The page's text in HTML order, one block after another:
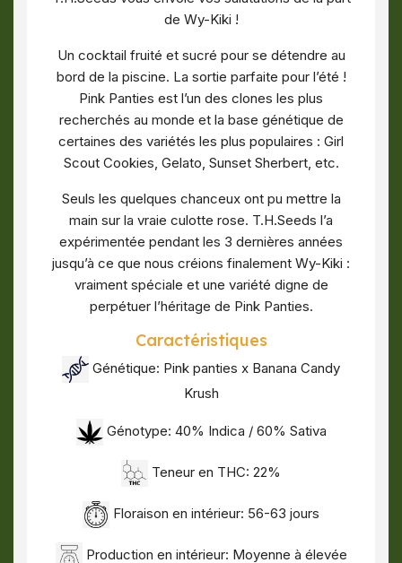
de Wy-Kiki !
Un cocktail fruité et sucré pour se détendre au
bord de la piscine. La sortie parfaite pour l’été !
Pink Panties est l’un des clones les plus
recherchés au monde et la base génétique de
certaines des variétés les plus populaires : Girl
Scout Cookies, Gelato, Sunset Sherbert, etc.
Seuls les quelques chanceux ont pu mettre la
main sur la vraie culotte rose. T.H.Seeds l’a
expérimentée pendant les 3 dernières années
jusqu’à ce que nous créions finalement Wy-Kiki :
vraiment spéciale et une variété digne de
perpétuer l’héritage de Pink Panties.
Caractéristiques
Génétique: Pink panties x Banana Candy
Krush
Génotype: 40% Indica / 60% Sativa
Teneur en THC: 22%
Floraison en intérieur: 56-63 jours
Production en intérieur: Moyenne à élevée